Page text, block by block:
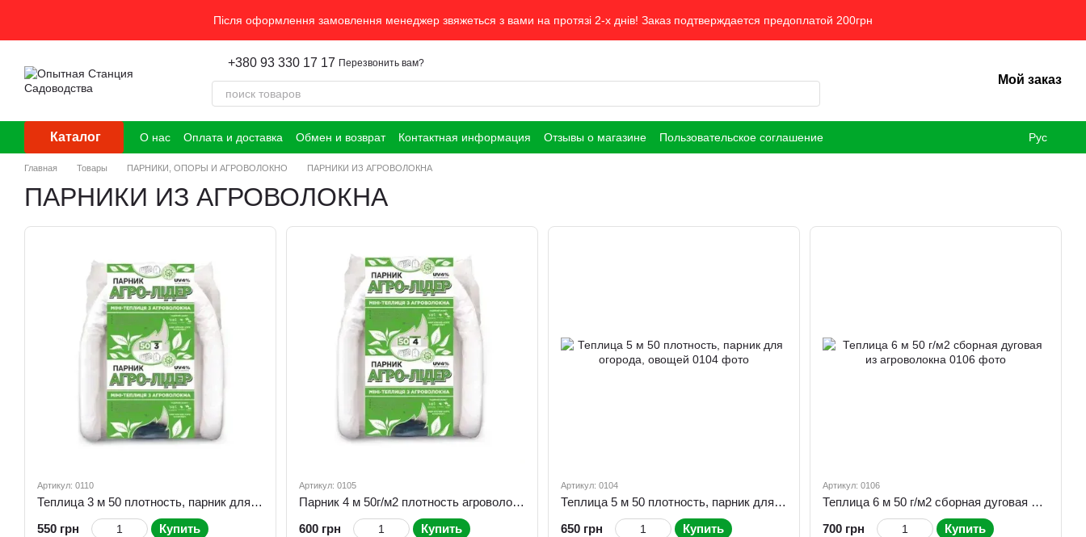
Після оформлення замовлення менеджер звяжеться з вами на протязі 2-х днів! Заказ подтверждается предоплатой 200грн
+380 93 330 17 17 Перезвонить вам?
Мой заказ
Каталог О нас Оплата и доставка Обмен и возврат Контактная информация Отзывы о магазине Пользовательское соглашение Рус
Главная Товары ПАРНИКИ, ОПОРЫ И АГРОВОЛОКНО ПАРНИКИ ИЗ АГРОВОЛОКНА
ПАРНИКИ ИЗ АГРОВОЛОКНА
Артикул: 0110
Теплица 3 м 50 плотность, парник для огорода, овощей
550 грн
Купить
Артикул: 0105
Парник 4 м 50г/м2 плотность агроволокна, парник туннель с дугами для овощей, огурцов
600 грн
Купить
Артикул: 0104
Теплица 5 м 50 плотность, парник для огорода, овощей
650 грн
Купить
Артикул: 0106
Теплица 6 м 50 г/м2 сборная дуговая из агроволокна
700 грн
Купить